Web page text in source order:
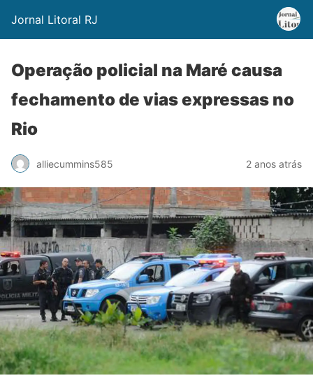
Jornal Litoral RJ
Operação policial na Maré causa
fechamento de vias expressas no
Rio
alliecummins585 2 anos atrás